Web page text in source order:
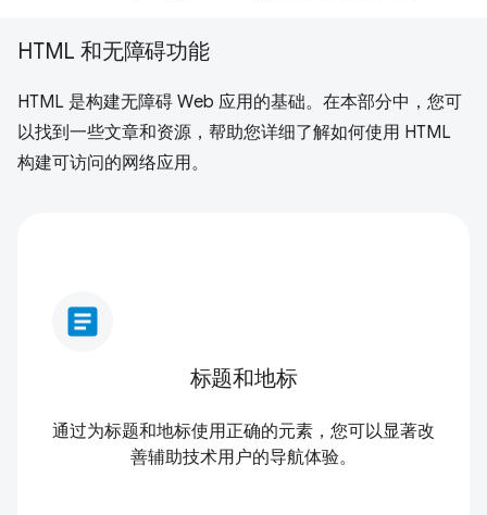
HTML 和无障碍功能
HTML 是构建无障碍 Web 应用的基础。在本部分中，您可
以找到一些文章和资源，帮助您详细了解如何使用 HTML
构建可访问的网络应用。
article
标题和地标
通过为标题和地标使用正确的元素，您可以显著改
善辅助技术用户的导航体验。